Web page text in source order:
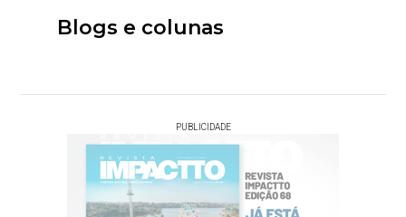
Blogs e colunas
PUBLICIDADE